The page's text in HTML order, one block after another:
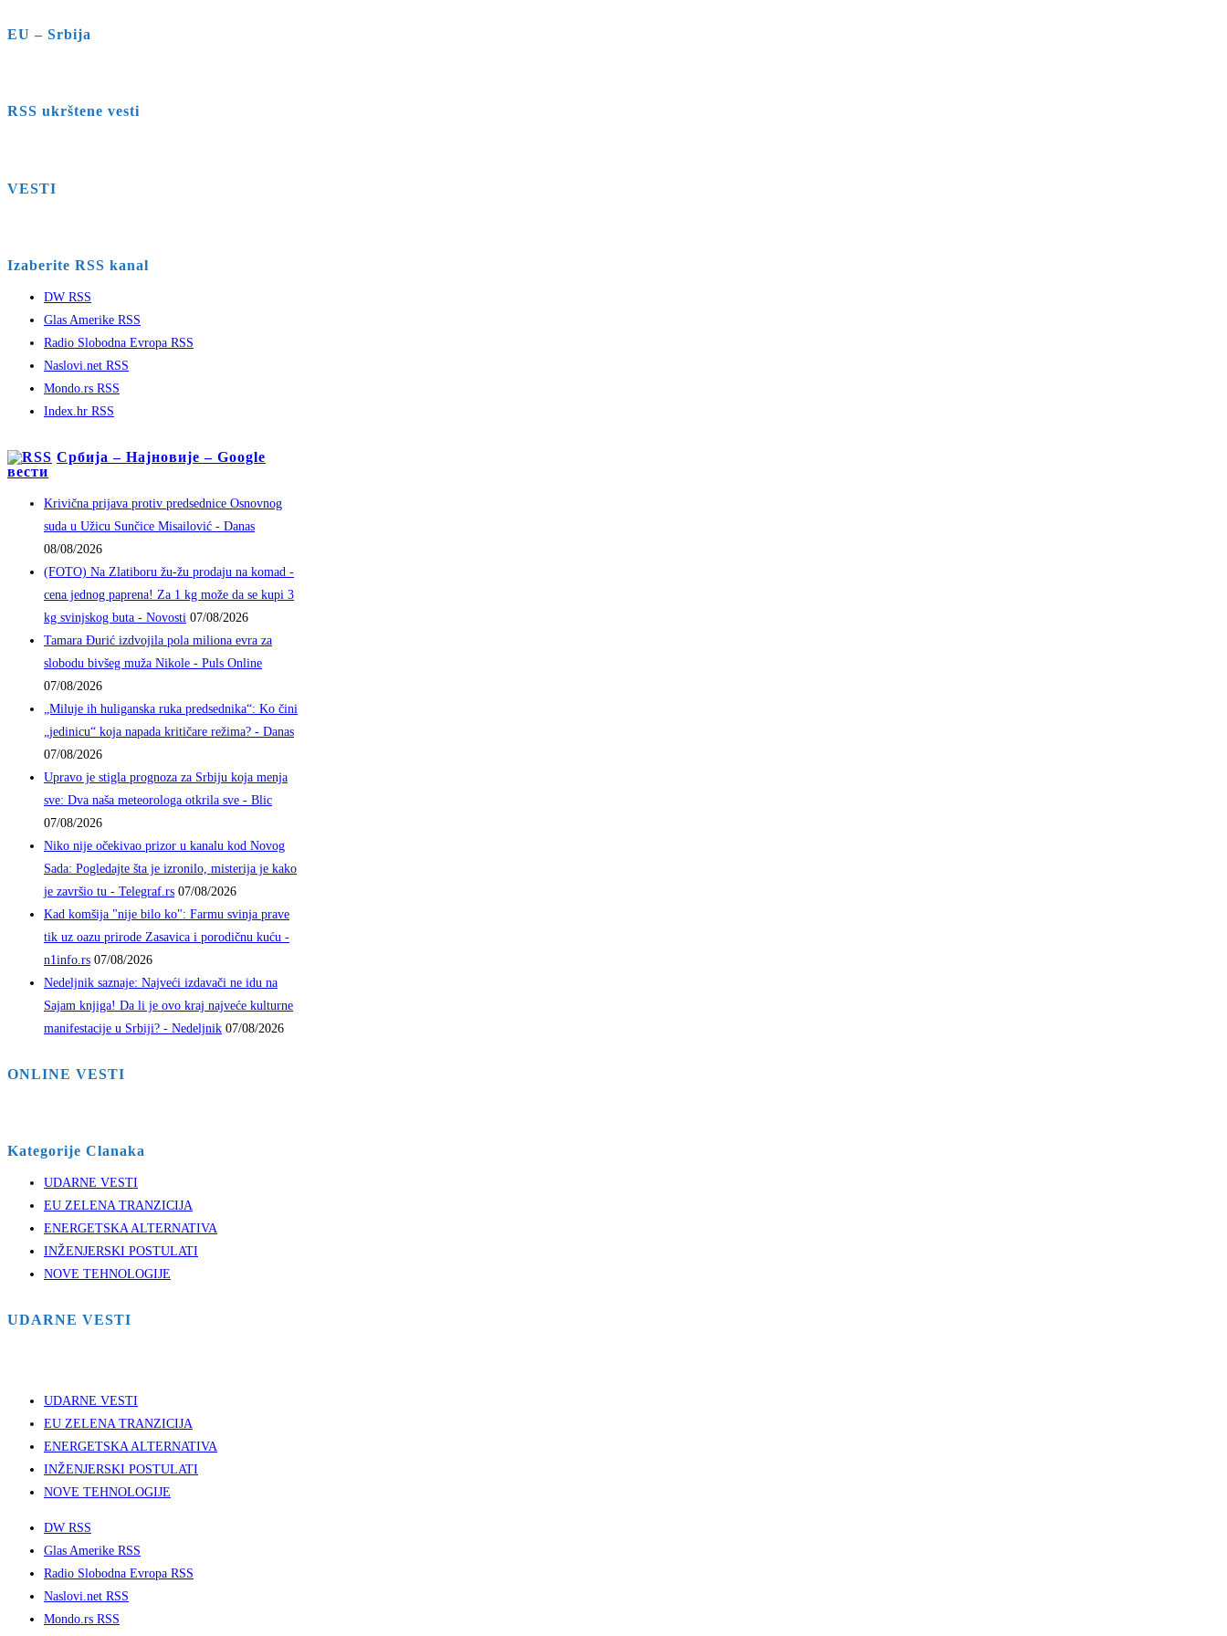
EU – Srbija
RSS ukrštene vesti
VESTI
Izaberite RSS kanal
DW RSS
Glas Amerike RSS
Radio Slobodna Evropa RSS
Naslovi.net RSS
Mondo.rs RSS
Index.hr RSS
Србија – Најновије – Google
вести
Krivična prijava protiv predsednice Osnovnog
suda u Užicu Sunčice Misailović - Danas
08/08/2026
(FOTO) Na Zlatiboru žu-žu prodaju na komad -
cena jednog paprena! Za 1 kg može da se kupi 3
kg svinjskog buta - Novosti 07/08/2026
Tamara Đurić izdvojila pola miliona evra za
slobodu bivšeg muža Nikole - Puls Online
07/08/2026
„Miluje ih huliganska ruka predsednika“: Ko čini
„jedinicu“ koja napada kritičare režima? - Danas
07/08/2026
Upravo je stigla prognoza za Srbiju koja menja
sve: Dva naša meteorologa otkrila sve - Blic
07/08/2026
Niko nije očekivao prizor u kanalu kod Novog
Sada: Pogledajte šta je izronilo, misterija je kako
je završio tu - Telegraf.rs 07/08/2026
Kad komšija "nije bilo ko": Farmu svinja prave
tik uz oazu prirode Zasavica i porodičnu kuću -
n1info.rs 07/08/2026
Nedeljnik saznaje: Najveći izdavači ne idu na
Sajam knjiga! Da li je ovo kraj najveće kulturne
manifestacije u Srbiji? - Nedeljnik 07/08/2026
ONLINE VESTI
Kategorije Clanaka
UDARNE VESTI
EU ZELENA TRANZICIJA
ENERGETSKA ALTERNATIVA
INŽENJERSKI POSTULATI
NOVE TEHNOLOGIJE
UDARNE VESTI
UDARNE VESTI
EU ZELENA TRANZICIJA
ENERGETSKA ALTERNATIVA
INŽENJERSKI POSTULATI
NOVE TEHNOLOGIJE
DW RSS
Glas Amerike RSS
Radio Slobodna Evropa RSS
Naslovi.net RSS
Mondo.rs RSS